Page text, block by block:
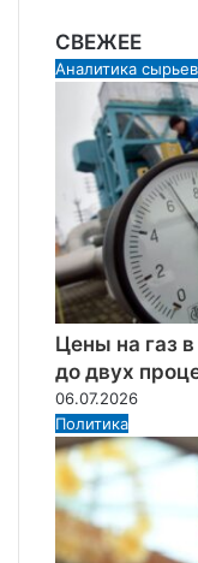
СВЕЖЕЕ
Аналитика
Цены на газ
до двух
06.07.2026
Политика